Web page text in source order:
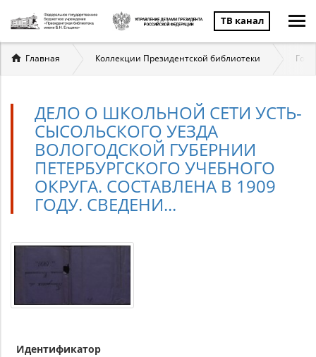
ТВ канал
Вы
здесь
Главная Коллекции Президентской библиотеки
ДЕЛО О ШКОЛЬНОЙ СЕТИ УСТЬ-
СЫСОЛЬСКОГО УЕЗДА
ВОЛОГОДСКОЙ ГУБЕРНИИ
ПЕТЕРБУРГСКОГО УЧЕБНОГО
ОКРУГА. СОСТАВЛЕНА В 1909
ГОДУ. СВЕДЕНИ...
Идентификатор